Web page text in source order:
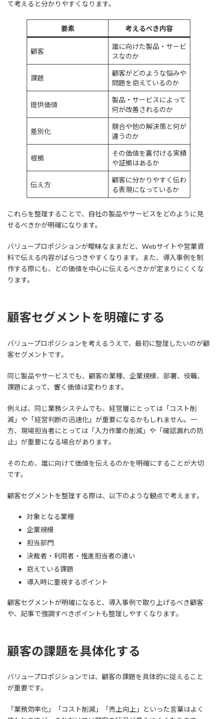
て考えると分かりやすくなります。
要素 考えるべき内容
顧客
誰に向けた製品・サービ
スなのか
課題
顧客がどのような悩みや
問題を抱えているのか
提供価値
製品・サービスによって
何が改善されるのか
差別化
競合や他の解決策と何が
違うのか
根拠
その価値を裏付ける実績
や証拠はあるか
伝え方
顧客に分かりやすく伝わ
る表現になっているか
これらを整理することで、自社の製品やサービスをどのように見
せるべきかが明確になります。
バリュープロポジションが曖昧なままだと、Webサイトや営業資
料で伝える内容がばらつきやすくなります。また、導入事例を制
作する際にも、どの価値を中心に伝えるべきかが定まりにくくな
ります。
顧客セグメントを明確にする
バリュープロポジションを考えるうえで、最初に整理したいのが顧
客セグメントです。
同じ製品やサービスでも、顧客の業種、企業規模、部署、役職、
課題によって、響く価値は変わります。
例えば、同じ業務システムでも、経営層にとっては「コスト削
減」や「経営判断の迅速化」が重要になるかもしれません。一
方、現場担当者にとっては「入力作業の削減」や「確認漏れの防
止」が重要になる場合があります。
そのため、誰に向けて価値を伝えるのかを明確にすることが大切
です。
顧客セグメントを整理する際は、以下のような観点で考えます。
対象となる業種
企業規模
担当部門
決裁者・利用者・推進担当者の違い
抱えている課題
導入時に重視するポイント
顧客セグメントが明確になると、導入事例で取り上げるべき顧客
や、記事で強調すべきポイントも整理しやすくなります。
顧客の課題を具体化する
バリュープロポジションでは、顧客の課題を具体的に捉えること
が重要です。
「業務効率化」「コスト削減」「売上向上」といった言葉はよく